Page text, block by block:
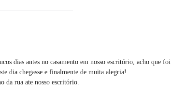
dias antes no casamento em nosso escritório, acho que foi
dia chegasse e finalmente de muita alegria!
da rua ate nosso escritório.